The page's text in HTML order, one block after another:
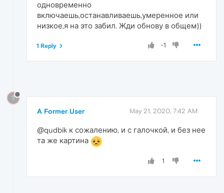
одновременно
включаешь,останавливаешь,умеренное или
низкое,я на это забил. Жди обнову в общем))
-1
1 Reply
?
A Former User May 21, 2020, 7:42 AM
@qudbik к сожалению, и с галочкой, и без нее
та же картина
1